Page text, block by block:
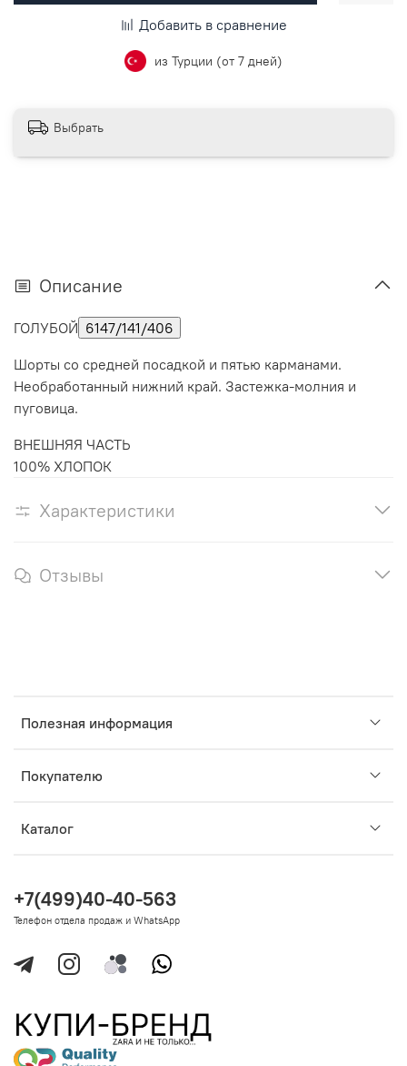
Добавить в сравнение
из Турции (от 7 дней)
Выбрать
Описание
ГОЛУБОЙ 6147/141/406
Шорты со средней посадкой и пятью карманами.
Необработанный нижний край. Застежка-молния и
пуговица.
ВНЕШНЯЯ ЧАСТЬ
100% ХЛОПОК
Характеристики
Отзывы
Полезная информация
Покупателю
Каталог
+7(499)40-40-563
Телефон отдела продаж и WhatsApp